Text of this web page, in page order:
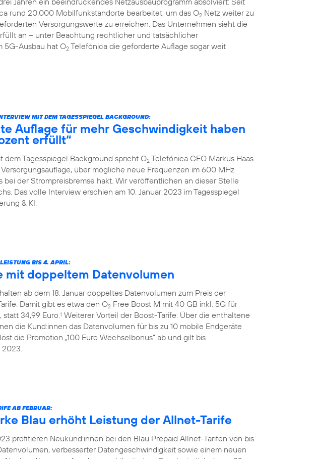
rund 20.000 Mobilfunkstandorte bearbeitet, um das O2 Netz weiter zu
Versorgungswerte zu erreichen. Das Unternehmen sieht die
an – unter Beachtung rechtlicher und tatsächlicher
5G-Ausbau hat O2 Telefónica die geforderte Auflage sogar weit
MIT DEM TAGESSPIEGEL BACKGROUND:
Auflage für mehr Geschwindigkeit haben
erfüllt“
dem Tagesspiegel Background spricht O2 Telefónica CEO Markus Haas
über mögliche neue Frequenzen im 600 MHz
bei der Strompreisbremse hakt. Wir veröffentlichen an dieser Stelle
Das volle Interview erschien am 10. Januar 2023 im Tagesspiegel
& KI.
BIS 4. APRIL:
mit doppeltem Datenvolumen
ab dem 18. Januar doppeltes Datenvolumen zum Preis der
Damit gibt es etwa den O2 Free Boost M mit 40 GB inkl. 5G für
statt 34,99 Euro.1 Weiterer Vorteil der Boost-Tarife: Über die enthaltene
die Kund:innen das Datenvolumen für bis zu 10 mobile Endgeräte
die Promotion „100 Euro Wechselbonus“ ab und gilt bis
2023.
AB FEBRUAR:
Blau erhöht Leistung der Allnet-Tarife
profitieren Neukund:innen bei den Blau Prepaid Allnet-Tarifen von bis
verbesserter Datengeschwindigkeit sowie einem neuen